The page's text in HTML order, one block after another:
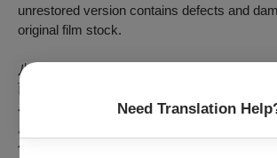
Need Translation
unrestored version contains defects and
original film stock.
八歲男孩祥仔時常幫家裡的茶餐廳送外賣，
而廣獲街坊喜愛，時常獲得小費打賞。某天
小女孩前來店裡應徵幫手，雖然立刻被祥爸
歷的祥仔卻暗中追了上去，並以小費利潤和
係。當大人們正為主權移交而未雨綢繆，孩